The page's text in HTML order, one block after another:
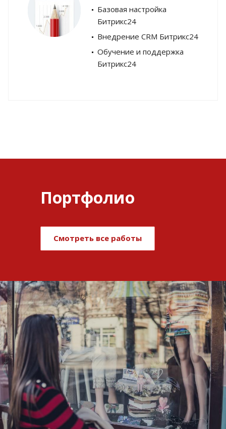
Базовая настройка
Битрикс24
Внедрение CRM Битрикс24
Обучение и поддержка
Битрикс24
Портфолио
Смотреть все работы
Развитие и поддержка интернет-
витрины StepClub
Смотреть проект